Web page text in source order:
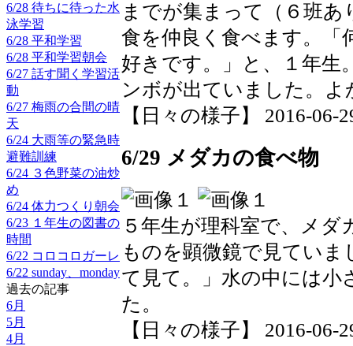
6/28 待ちに待った水
泳学習
6/28 平和学習
6/28 平和学習朝会
6/27 話す聞く学習活
動
6/27 梅雨の合間の晴
天
6/24 大雨等の緊急時
避難訓練
6/24 ３色野菜の油炒
め
6/24 体力つくり朝会
6/23 １年生の図書の
時間
6/22 コロコロガーレ
6/22 sunday、monday
過去の記事
6月
5月
4月
までが集まって（６班
食を仲良く食べます。「
好きです。」と、１年生
ンボが出ていました。よ
【日々の様子】 2016-06-
6/29 メダカの食べ物
５年生が理科室で、メ
ものを顕微鏡で見てい
て見て。」水の中には
た。
【日々の様子】 2016-06-